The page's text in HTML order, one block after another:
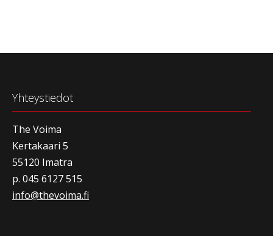
Yhteystiedot
The Voima
Kertakaari 5
55120 Imatra
p. 045 6127 515
info@thevoima.fi